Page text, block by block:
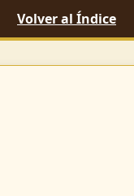
Volver al Índice